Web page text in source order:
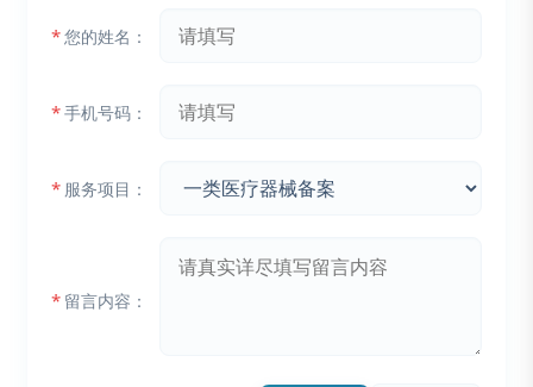
*您的姓名：
*手机号码：
* 服务项目：
* 留言内容：